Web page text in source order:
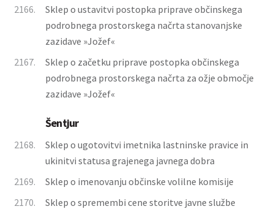
2166.
Sklep o ustavitvi postopka priprave občinskega
podrobnega prostorskega načrta stanovanjske
zazidave »Jožef«
2167.
Sklep o začetku priprave postopka občinskega
podrobnega prostorskega načrta za ožje območje
zazidave »Jožef«
Šentjur
2168.
Sklep o ugotovitvi imetnika lastninske pravice in
ukinitvi statusa grajenega javnega dobra
2169.
Sklep o imenovanju občinske volilne komisije
2170.
Sklep o spremembi cene storitve javne službe